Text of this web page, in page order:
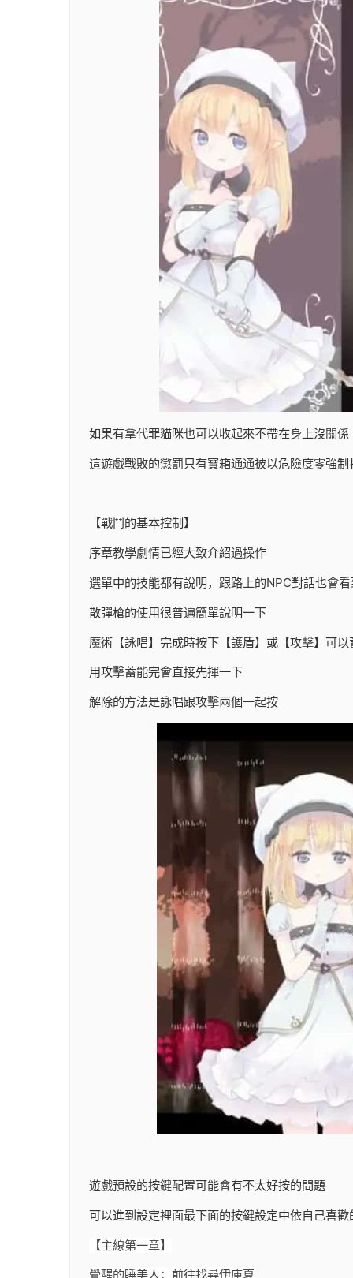
如果有拿代罪貓咪也可以收起來不帶在身上沒關係
這遊戲戰敗的懲罰只有寶箱通通被以危險度零強制
【戰鬥的基本控制】
序章教學劇情已經大致介紹過操作
選單中的技能都有說明，跟路上的NPC對話也會
散彈槍的使用很普遍簡單說明一下
魔術【詠唱】完成時按下【護盾】或【攻擊】可以
用攻擊蓄能完會直接先揮一下
解除的方法是詠唱跟攻擊兩個一起按
遊戲預設的按鍵配置可能會有不太好按的問題
可以進到設定裡面最下面的按鍵設定中依自己喜
【主線第一章】
覺醒的睡美人：前往找尋伊庫夏